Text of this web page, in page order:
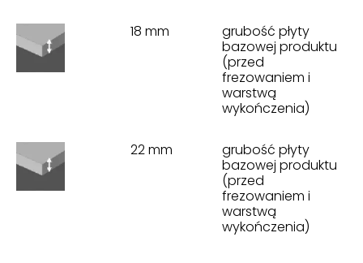
18 mm
grubość płyty
bazowej produktu
(przed
frezowaniem i
warstwą
wykończenia)
22 mm
grubość płyty
bazowej produktu
(przed
frezowaniem i
warstwą
wykończenia)